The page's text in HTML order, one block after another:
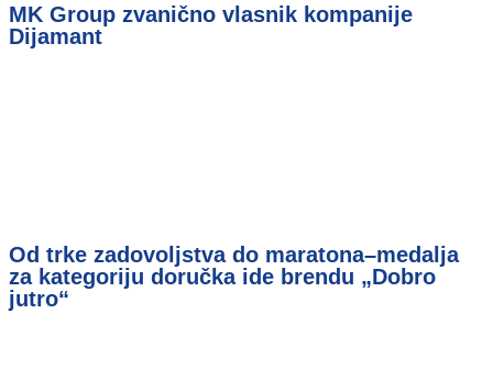
MK Group zvanično vlasnik kompanije
Dijamant
Od trke zadovoljstva do maratona–medalja
za kategoriju doručka ide brendu „Dobro
jutro“